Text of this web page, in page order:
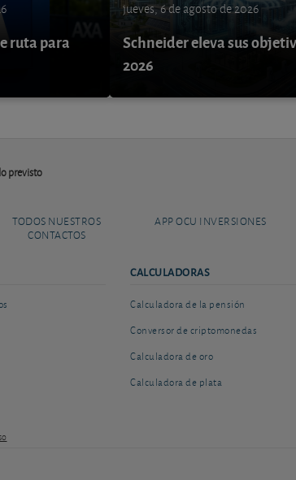
ruta para
jueves, 6 de agosto de 2026
Schneider eleva sus
2026
previsto
TODOS NUESTROS
CONTACTOS
APP OCU INVERSIONES
CALCULADORAS
Calculadora de la pensión
Conversor de criptomonedas
Calculadora de oro
Calculadora de plata